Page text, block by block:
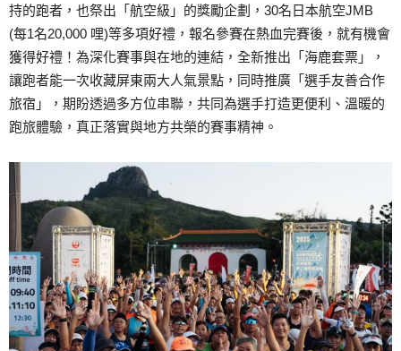
持的跑者，也祭出「航空級」的獎勵企劃，30名日本航空JMB
(每1名20,000 哩)等多項好禮，報名參賽在熱血完賽後，就有機會
獲得好禮！為深化賽事與在地的連結，全新推出「海鹿套票」，
讓跑者能一次收藏屏東兩大人氣景點，同時推廣「選手友善合作
旅宿」，期盼透過多方位串聯，共同為選手打造更便利、溫暖的
跑旅體驗，真正落實與地方共榮的賽事精神。